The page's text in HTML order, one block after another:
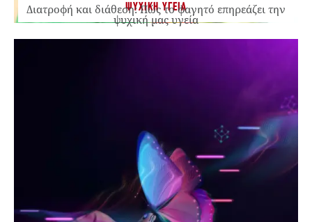
ΨΥΧΙΚΗ ΥΓΕΙΑ
Διατροφή και διάθεση: Πώς το φαγητό επηρεάζει την
ψυχική μας υγεία